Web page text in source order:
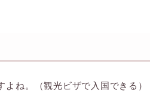
ね。（観光ビザで入国できる）